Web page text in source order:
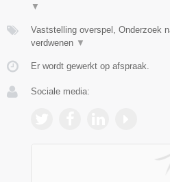
▼
Vaststelling overspel, Onderzoek
verdwenen ▼
Er wordt gewerkt op afspraak.
Sociale media: